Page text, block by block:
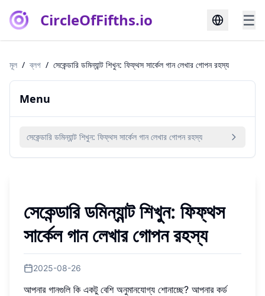
CircleOfFifths.io ☰
মূল / ব্লগ / সেকেন্ডারি ডমিন্যান্ট শিখুন: ফিফ্থস সার্কেল গান লেখার গোপন রহস্য
Menu
সেকেন্ডারি ডমিন্যান্ট শিখুন: ফিফ্থস সার্কেল গান লেখার গোপন রহস্য
সেকেন্ডারি ডমিন্যান্ট শিখুন: ফিফ্থস
সার্কেল গান লেখার গোপন রহস্য
2025-08-26
আপনার গানগুলি কি একটু বেশি অনুমানযোগ্য শোনাচ্ছে? আপনার কর্ড